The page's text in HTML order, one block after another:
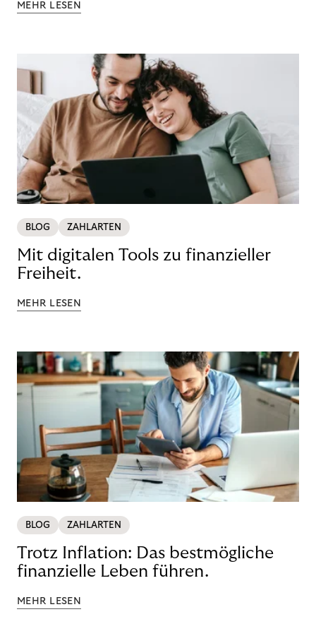
MEHR LESEN
BLOG ZAHLARTEN
Mit digitalen Tools zu finanzieller
Freiheit.
MEHR LESEN
BLOG ZAHLARTEN
Trotz Inflation: Das bestmögliche
finanzielle Leben führen.
MEHR LESEN